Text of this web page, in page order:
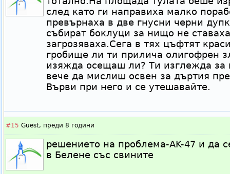
след като ги направиха малко
превърнаха в две гнусни черни
събират боклуци за нищо не
загрозяваха.Сега в тях цъфтят
гробище ли ти прилича олигофрен
изяжда осещаш ли? Ти изглежда
вече да мислиш освен за дъртия
Върви при него и се утешавайте.
#15 Guest, преди 8 години
решението на проблема-AK-47 и да
в Белене със свините